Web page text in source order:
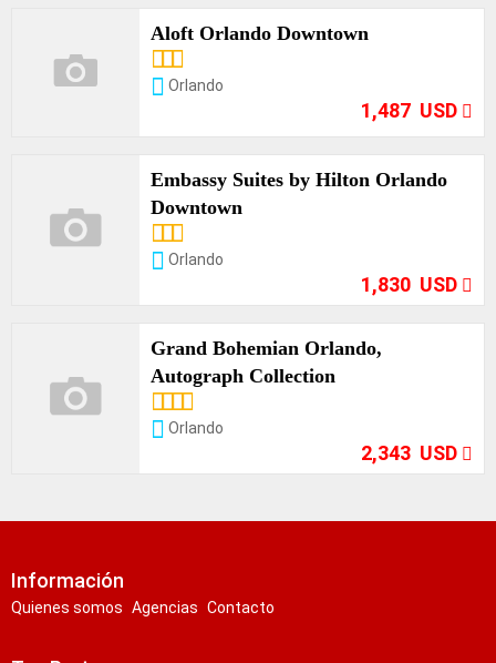
Aloft Orlando Downtown
Orlando
1,487 USD
Embassy Suites by Hilton Orlando
Downtown
Orlando
1,830 USD
Grand Bohemian Orlando,
Autograph Collection
Orlando
2,343 USD
Información
Quienes somos Agencias Contacto